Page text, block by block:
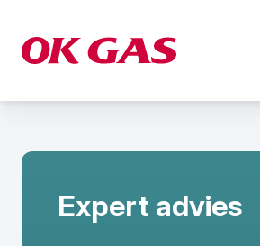
Agrarische sector
Bouw en infra
Expert advies